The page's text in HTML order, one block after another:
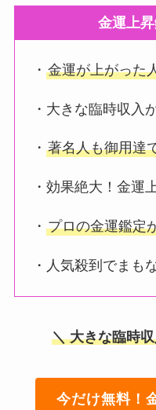
金運上
・金運が上がった
・大きな臨時収入
・著名人も御用達
・効果絶大！金運
・プロの金運鑑定
・人気殺到でまも
＼ 大きな臨時
今だけ無料！